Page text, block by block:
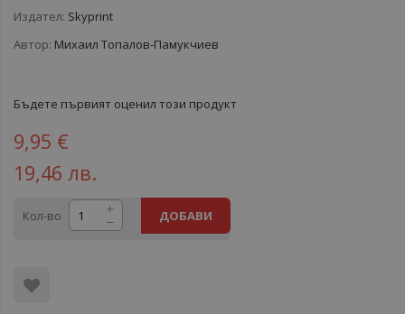
Издател: Skyprint
Автор: Михаил Топалов-Памукчиев
Бъдете първият оценил този продукт
9,95 €
19,46 лв.
Кол-во ДОБАВИ